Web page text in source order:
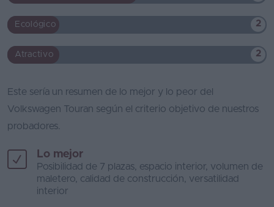
Ecológico 2
Atractivo 2
Este sería un resumen de lo mejor y lo peor del
Volkswagen Touran según el criterio objetivo de nuestros
probadores.
Lo mejor
Posibilidad de 7 plazas, espacio interior, volumen de
maletero, calidad de construcción, versatilidad
interior